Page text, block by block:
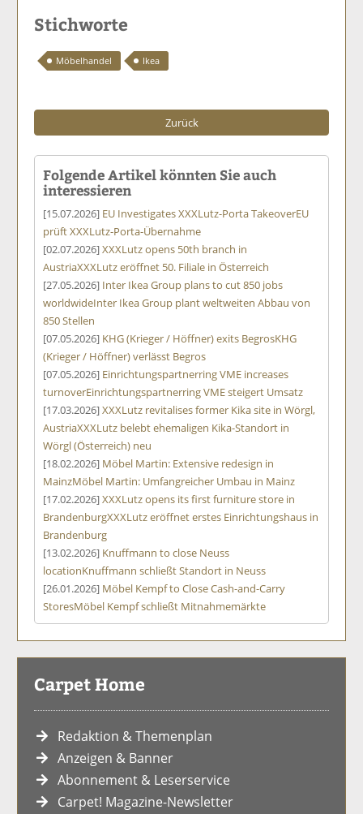
Stichworte
Möbelhandel Ikea
Zurück
Folgende Artikel könnten Sie auch
interessieren
[15.07.2026] EU Investigates XXXLutz-Porta TakeoverEU
prüft XXXLutz-Porta-Übernahme
[02.07.2026]XXXLutz opens 50th branch in
AustriaXXXLutz eröffnet 50. Filiale in Österreich
[27.05.2026] Inter Ikea Group plans to cut 850 jobs
worldwideInter Ikea Group plant weltweiten Abbau von
850 Stellen
[07.05.2026] KHG (Krieger / Höffner) exits BegrosKHG
(Krieger / Höffner) verlässt Begros
[07.05.2026] Einrichtungspartnerring VME increases
turnoverEinrichtungspartnerring VME steigert Umsatz
[17.03.2026]XXXLutz revitalises former Kika site in Wörgl,
AustriaXXXLutz belebt ehemaligen Kika-Standort in
Wörgl (Österreich) neu
[18.02.2026] Möbel Martin: Extensive redesign in
MainzMöbel Martin: Umfangreicher Umbau in Mainz
[17.02.2026]XXXLutz opens its first furniture store in
BrandenburgXXXLutz eröffnet erstes Einrichtungshaus in
Brandenburg
[13.02.2026] Knuffmann to close Neuss
locationKnuffmann schließt Standort in Neuss
[26.01.2026] Möbel Kempf to Close Cash-and-Carry
StoresMöbel Kempf schließt Mitnahmemärkte
Carpet Home
Redaktion & Themenplan
Anzeigen & Banner
Abonnement & Leserservice
Carpet! Magazine-Newsletter